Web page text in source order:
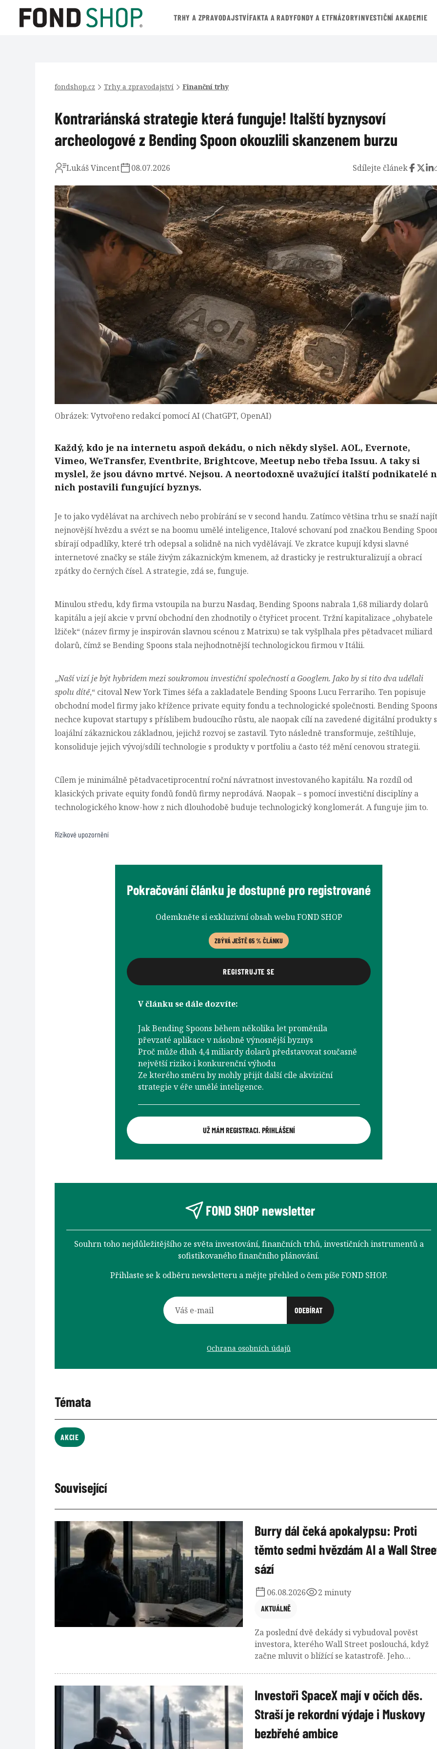
TRHY A ZPRAVODAJSTVÍFAKTA A RADYFONDY A ETFNÁZORYINVESTIČNÍ AKADEMIE
fondshop.cz Trhy a zpravodajství Finanční trhy
Kontrariánská strategie která funguje! Italští byznysoví
archeologové z Bending Spoon okouzlili skanzenem burzu
Lukáš Vincent 08.07.2026 Sdílejte článek
Obrázek: Vytvořeno redakcí pomocí AI (ChatGPT, OpenAI)
Každý, kdo je na internetu aspoň dekádu, o nich někdy slyšel. AOL, Evernote,
Vimeo, WeTransfer, Eventbrite, Brightcove, Meetup nebo třeba Issuu. A taky si
myslel, že jsou dávno mrtvé. Nejsou. A neortodoxně uvažující italští podnikatelé
nich postavili fungující byznys.
Je to jako vydělávat na archivech nebo probírání se v second handu. Zatímco většina trhu se snaží najít
nejnovější hvězdu a svézt se na boomu umělé inteligence, Italové schovaní pod značkou Bending
sbírají odpadlíky, které trh odepsal a solidně na nich vydělávají. Ve zkratce kupují kdysi slavné
internetové značky se stále živým zákaznickým kmenem, až drasticky je restrukturalizují a obrací
zpátky do černých čísel. A strategie, zdá se, funguje.
Minulou středu, kdy firma vstoupila na burzu Nasdaq, Bending Spoons nabrala 1,68 miliardy dolarů
kapitálu a její akcie v první obchodní den zhodnotily o čtyřicet procent. Tržní kapitalizace „ohybatele
lžiček“ (název firmy je inspirován slavnou scénou z Matrixu) se tak vyšplhala přes pětadvacet miliard
dolarů, čímž se Bending Spoons stala nejhodnotnější technologickou firmou v Itálii.
„Naší vizí je být hybridem mezi soukromou investiční společností a Googlem. Jako by si tito dva udělali
spolu dítě,“ citoval New York Times šéfa a zakladatele Bending Spoons Lucu Ferrariho. Ten popisuje
obchodní model firmy jako křížence private equity fondu a technologické společnosti. Bending Spoons
nechce kupovat startupy s příslibem budoucího růstu, ale naopak cílí na zavedené digitální produkty s
loajální zákaznickou základnou, jejichž rozvoj se zastavil. Tyto následně transformuje, zeštíhluje,
konsoliduje jejich vývoj/sdílí technologie s produkty v portfoliu a často též mění cenovou strategii.
Cílem je minimálně pětadvacetiprocentní roční návratnost investovaného kapitálu. Na rozdíl od
klasických private equity fondů fondů firmy neprodává. Naopak – s pomocí investiční disciplíny a
technologického know-how z nich dlouhodobě buduje technologický konglomerát. A funguje jim to.
Rizikové upozornění
Pokračování článku je dostupné pro registrované
Odemkněte si exkluzivní obsah webu FOND SHOP
ZBÝVÁ JEŠTĚ 65 % ČLÁNKU
REGISTRUJTE SE
V článku se dále dozvíte:
Jak Bending Spoons během několika let proměnila
převzaté aplikace v násobně výnosnější byznys
Proč může dluh 4,4 miliardy dolarů představovat současně
největší riziko i konkurenční výhodu
Ze kterého směru by mohly přijít další cíle akviziční
strategie v éře umělé inteligence.
UŽ MÁM REGISTRACI. PŘIHLÁŠENÍ
FOND SHOP newsletter
Souhrn toho nejdůležitějšího ze světa investování, finančních trhů, investičních instrumentů a
sofistikovaného finančního plánování.
Přihlaste se k odběru newsletteru a mějte přehled o čem píše FOND SHOP.
Ochrana osobních údajů
Témata
AKCIE
Související
Burry dál čeká apokalypsu: Proti
těmto sedmi hvězdám AI a Wall
sází
AKTUÁLNĚ
06.08.2026 2 minuty
Za poslední dvě dekády si vybudoval pověst
investora, kterého Wall Street poslouchá, když
začne mluvit o blížící se katastrofě. Jeho
proslavil i film. A nyní znovu vysílá mimořádně
pesimistický signál. Aktuální euforie je podle něj
jen předzvěstí prudkého obratu.
Investoři SpaceX mají v očích děs.
Straší je rekordní výdaje i Muskovy
bezbřehé ambice